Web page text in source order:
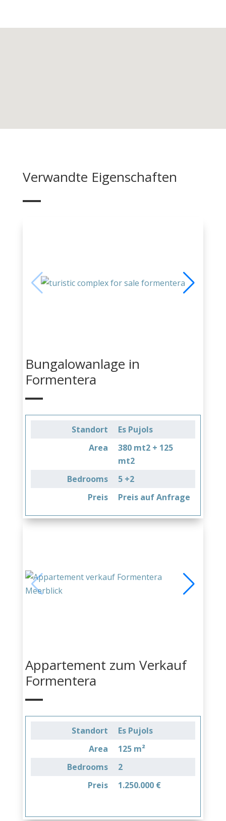
Verwandte Eigenschaften
Bungalowanlage in
Formentera
Standort
Es Pujols
Area
380 mt2 + 125
mt2
Bedrooms
5 +2
Preis
Preis auf Anfrage
Appartement zum Verkauf
Formentera
Standort
Es Pujols
Area
125 m²
Bedrooms
2
Preis
1.250.000 €